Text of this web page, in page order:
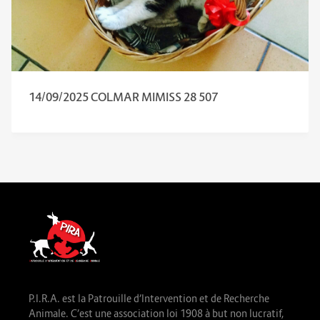
14/09/2025 COLMAR MIMISS 28 507
P.I.R.A. est la Patrouille d’Intervention et de Recherche
Animale. C’est une association loi 1908 à but non lucratif,